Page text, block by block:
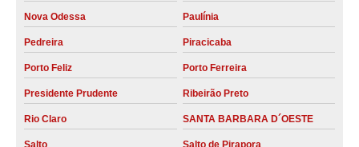
Nova Odessa Paulínia
Pedreira Piracicaba
Porto Feliz Porto Ferreira
Presidente Prudente Ribeirão Preto
Rio Claro SANTA BARBARA D´OESTE